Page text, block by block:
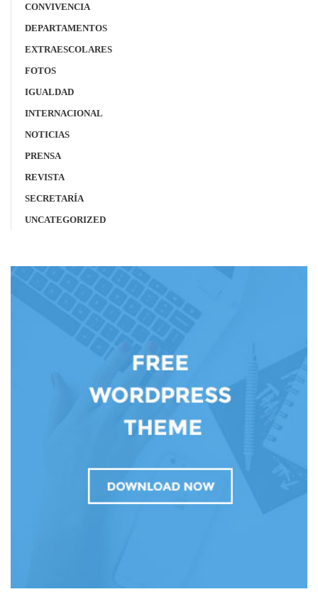
CONVIVENCIA
DEPARTAMENTOS
EXTRAESCOLARES
FOTOS
IGUALDAD
INTERNACIONAL
NOTICIAS
PRENSA
REVISTA
SECRETARÍA
UNCATEGORIZED